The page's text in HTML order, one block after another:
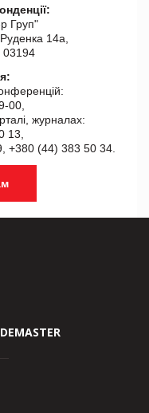
Груп"
14а,
03194
00,
журналах:
13,
+380 (44) 383 50 34.